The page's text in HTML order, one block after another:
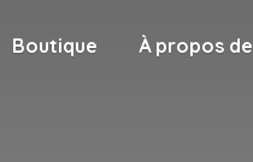
Boutique À propos de